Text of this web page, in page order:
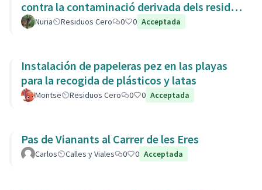
contra la contaminació derivada dels residus
de la Còvid-19
Nuria Residuos Cero 0 0 Acceptada
Instalación de papeleras pez en las playas
para la recogida de plásticos y latas
Montse Residuos Cero 0 0 Acceptada
Pas de Vianants al Carrer de les Eres
Carlos Calles y Viales 0 0 Acceptada